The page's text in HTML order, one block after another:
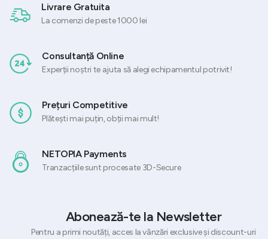
Livrare Gratuita
La comenzi de peste 1000 lei
Consultanță Online
Experții noștri te ajuta să alegi echipamentul potrivit!
Prețuri Competitive
Plătești mai puțin, obții mai mult!
NETOPIA Payments
Tranzacțiile sunt procesate 3D-Secure
Abonează-te la Newsletter
Pentru a primi noutăți, acces la vânzări exclusive și discount-uri